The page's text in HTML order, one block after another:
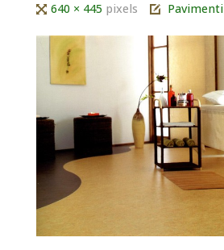
Tutta640 × 445 pixels Pavimenti